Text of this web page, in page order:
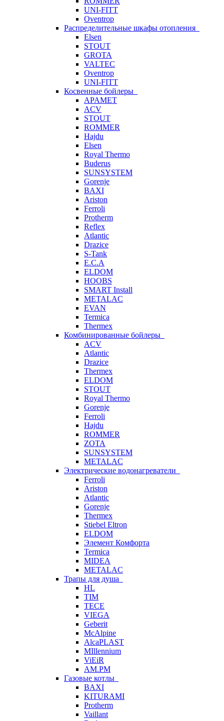
UNI-FITT
Oventrop
Распределительные шкафы отопления
Elsen
STOUT
GROTA
VALTEC
Oventrop
UNI-FITT
Косвенные бойлеры
APAMET
ACV
STOUT
ROMMER
Hajdu
Elsen
Royal Thermo
Buderus
SUNSYSTEM
Gorenje
BAXI
Ariston
Ferroli
Protherm
Reflex
Atlantic
Drazice
S-Tank
E.C.A
ELDOM
HOOBS
SMART Install
METALAC
EVAN
Termica
Thermex
Комбинированные бойлеры
ACV
Atlantic
Drazice
Thermex
ELDOM
STOUT
Royal Thermo
Gorenje
Ferroli
Hajdu
ROMMER
ZOTA
SUNSYSTEM
METALAC
Электрические водонагреватели
Ferroli
Ariston
Atlantic
Gorenje
Thermex
Stiebel Eltron
ELDOM
Элемент Комфорта
Termica
MIDEA
METALAC
Трапы для душа
HL
TIM
TECE
VIEGA
Geberit
McAlpine
AlcaPLAST
MIllennium
ViEiR
AM.PM
Газовые котлы
BAXI
KITURAMI
Protherm
Vaillant